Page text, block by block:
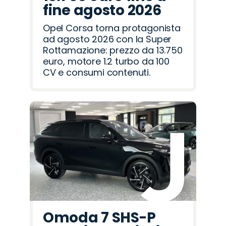
fine agosto 2026
Opel Corsa torna protagonista
ad agosto 2026 con la Super
Rottamazione: prezzo da 13.750
euro, motore 1.2 turbo da 100
CV e consumi contenuti.
Omoda 7 SHS-P